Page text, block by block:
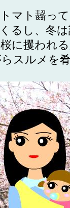
マト齧っ
るし、冬
に攫われ
スルメを